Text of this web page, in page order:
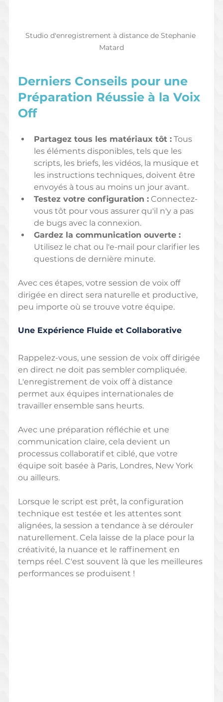
Studio d'enregistrement à distance de Stephanie
Matard
Derniers Conseils pour une
Préparation Réussie à la Voix
Off
Partagez tous les matériaux tôt : Tous
les éléments disponibles, tels que les
scripts, les briefs, les vidéos, la musique et
les instructions techniques, doivent être
envoyés à tous au moins un jour avant.
Testez votre configuration : Connectez-
vous tôt pour vous assurer qu'il n'y a pas
de bugs avec la connexion.
Gardez la communication ouverte :
Utilisez le chat ou l'e-mail pour clarifier les
questions de dernière minute.
Avec ces étapes, votre session de voix off
dirigée en direct sera naturelle et productive,
peu importe où se trouve votre équipe.
Une Expérience Fluide et Collaborative
Rappelez-vous, une session de voix off dirigée
en direct ne doit pas sembler compliquée.
L'enregistrement de voix off à distance
permet aux équipes internationales de
travailler ensemble sans heurts.
Avec une préparation réfléchie et une
communication claire, cela devient un
processus collaboratif et ciblé, que votre
équipe soit basée à Paris, Londres, New York
ou ailleurs.
Lorsque le script est prêt, la configuration
technique est testée et les attentes sont
alignées, la session a tendance à se dérouler
naturellement. Cela laisse de la place pour la
créativité, la nuance et le raffinement en
temps réel. C'est souvent là que les meilleures
performances se produisent !